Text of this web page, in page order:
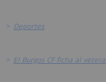
> Deportes
> El Burgos CF ficha al